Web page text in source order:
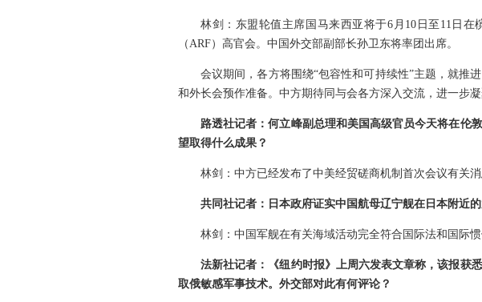
林剑：东盟轮值主席国马来西亚将于6月10日至11日
（ARF）高官会。中国外交部副部长孙卫东将率团出席。
会议期间，各方将围绕“包容性和可持续性”主题，就推
和外长会预作准备。中方期待同与会各方深入交流，进一步
路透社记者：何立峰副总理和美国高级官员今天将在伦
望取得什么成果？
林剑：中方已经发布了中美经贸磋商机制首次会议有关
共同社记者：日本政府证实中国航母辽宁舰在日本附近
林剑：中国军舰在有关海域活动完全符合国际法和国际
法新社记者：《纽约时报》上周六发表文章称，该报获
取俄敏感军事技术。外交部对此有何评论？